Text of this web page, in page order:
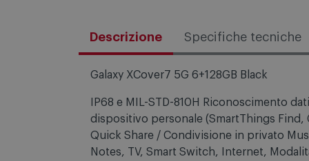
Descrizione Specifiche tecniche
Galaxy XCover7 5G 6+128GB Black
IP68 e MIL-STD-810H Riconoscimento
dispositivo personale (SmartThings
Quick Share / Condivisione in privato